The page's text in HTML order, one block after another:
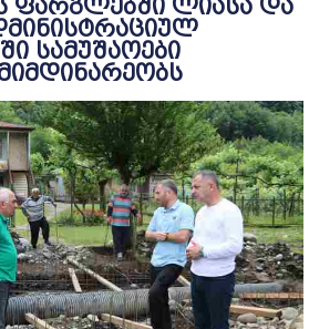
ფარგლებში ლიასა და
სამუშაოები